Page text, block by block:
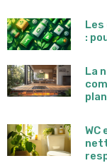
:
La
WC